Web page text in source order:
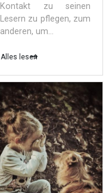
Kontakt zu seinen
Lesern zu pflegen, zum
anderen, um...
Alles lesen